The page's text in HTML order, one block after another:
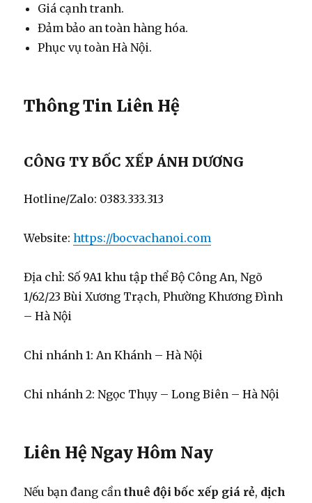
Giá cạnh tranh.
Đảm bảo an toàn hàng hóa.
Phục vụ toàn Hà Nội.
Thông Tin Liên Hệ
CÔNG TY BỐC XẾP ÁNH DƯƠNG
Hotline/Zalo: 0383.333.313
Website:https://bocvachanoi.com
Địa chỉ: Số 9A1 khu tập thể Bộ Công An, Ngõ
1/62/23 Bùi Xương Trạch, Phường Khương Đình
– Hà Nội
Chi nhánh 1: An Khánh – Hà Nội
Chi nhánh 2: Ngọc Thụy – Long Biên – Hà Nội
Liên Hệ Ngay Hôm Nay
Nếu bạn đang cầnthuê đội bốc xếp giá rẻ, dịch